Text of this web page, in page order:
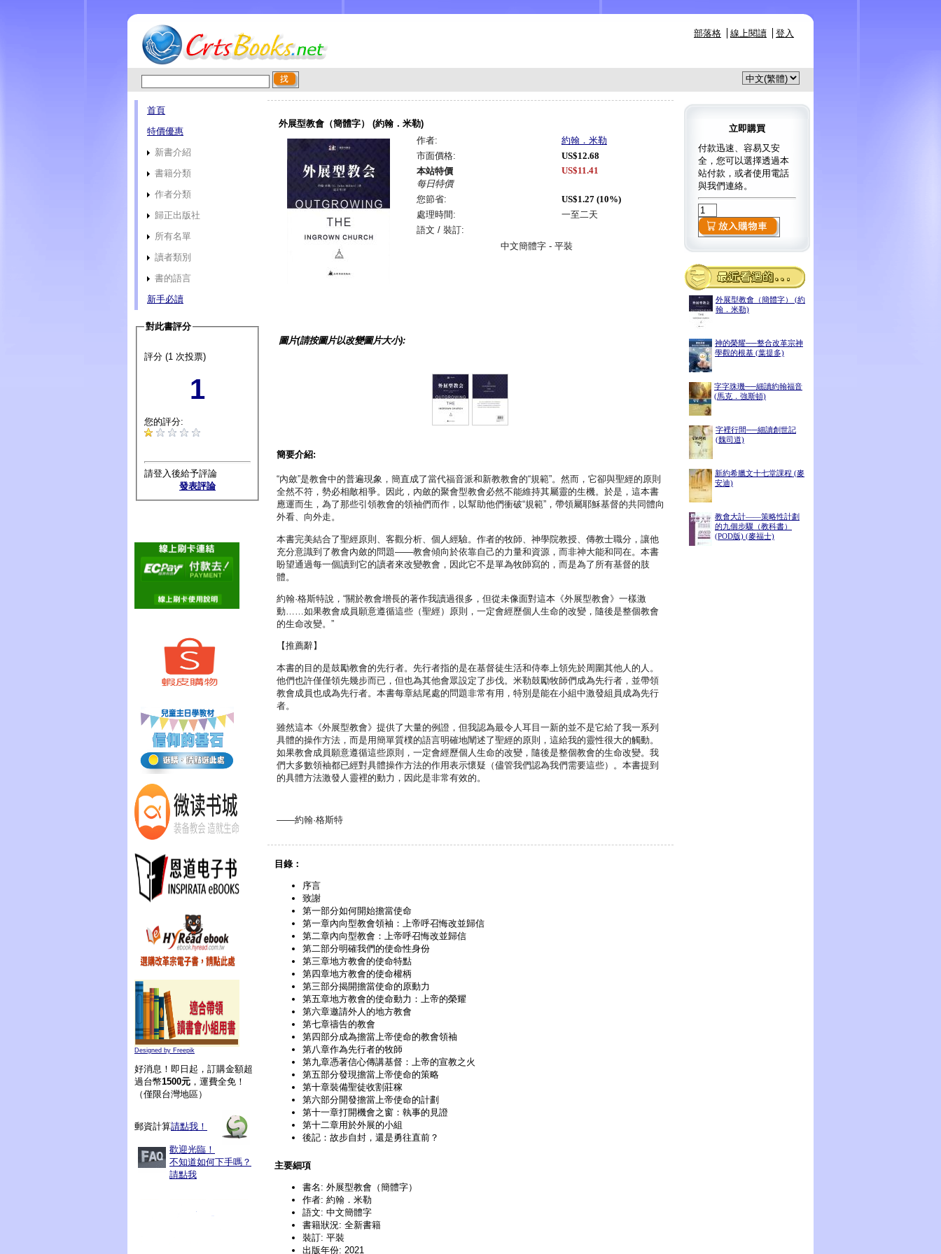
部落格 線上閱讀 登入
首頁
特價優惠
新書介紹
書籍分類
作者分類
歸正出版社
所有名單
讀者類別
書的語言
新手必讀
對此書評分
評分 (1 次投票)
1
您的評分:
請登入後給予評論
發表評論
Designed by Freepik
好消息！即日起，訂購金額超
過台幣1500元 ，運費全免！
（僅限台灣地區）
郵資計算請點我！
歡迎光臨！
不知道如何下手嗎？
請點我
立即購買
付款迅速、容易又安
全，您可以選擇透過本
站付款，或者使用電話
與我們連絡。
外展型教會（簡體字） (約
翰．米勒)
神的榮耀──整合改革宗神
學觀的根基 (葉提多)
字字珠璣──細讀約翰福音
(馬克．強斯頓)
字裡行間──細讀創世記
(魏司道)
新約希臘文十七堂課程 (麥
安迪)
教會大計——策略性計劃
的九個步驟（教科書）
(POD版) (麥福士)
外展型教會（簡體字） (約翰．米勒)
作者:
約翰．米勒
市面價格:
US$12.68
本站特價
每日特價
US$11.41
您節省:
US$1.27 (10%)
處理時間:
一至二天
語文 / 裝訂:
中文簡體字 - 平裝
圖片(請按圖片以改變圖片大小):
簡要介紹:
“內斂”是教會中的普遍現象，簡直成了當代福音派和新教教會的“規範”。然而，它卻與聖經的原則
全然不符，勢必相敵相爭。因此，內斂的聚會型教會必然不能維持其屬靈的生機。於是，這本書
應運而生，為了那些引領教會的領袖們而作，以幫助他們衝破“規範”，帶領屬耶穌基督的共同體向
外看、向外走。
本書完美結合了聖經原則、客觀分析、個人經驗。作者的牧師、神學院教授、傳教士職分，讓他
充分意識到了教會內斂的問題——教會傾向於依靠自己的力量和資源，而非神大能和同在。本書
盼望通過每一個讀到它的讀者來改變教會，因此它不是單為牧師寫的，而是為了所有基督的肢
體。
約翰·格斯特說，“關於教會增長的著作我讀過很多，但從未像面對這本《外展型教會》一樣激
動……如果教會成員願意遵循這些（聖經）原則，一定會經歷個人生命的改變，隨後是整個教會
的生命改變。”
【推薦辭】
本書的目的是鼓勵教會的先行者。先行者指的是在基督徒生活和侍奉上領先於周圍其他人的人。
他們也許僅僅領先幾步而已，但也為其他會眾設定了步伐。米勒鼓勵牧師們成為先行者，並帶領
教會成員也成為先行者。本書每章結尾處的問題非常有用，特別是能在小組中激發組員成為先行
者。
雖然這本《外展型教會》提供了大量的例證，但我認為最令人耳目一新的並不是它給了我一系列
具體的操作方法，而是用簡單質樸的語言明確地闡述了聖經的原則，這給我的靈性很大的觸動。
如果教會成員願意遵循這些原則，一定會經歷個人生命的改變，隨後是整個教會的生命改變。我
們大多數領袖都已經對具體操作方法的作用表示懷疑（儘管我們認為我們需要這些）。本書提到
的具體方法激發人靈裡的動力，因此是非常有效的。
——約翰·格斯特
目錄：
序言
致謝
第一部分如何開始擔當使命
第一章內向型教會領袖：上帝呼召悔改並歸信
第二章內向型教會：上帝呼召悔改並歸信
第二部分明確我們的使命性身份
第三章地方教會的使命特點
第四章地方教會的使命權柄
第三部分揭開擔當使命的原動力
第五章地方教會的使命動力：上帝的榮耀
第六章邀請外人的地方教會
第七章禱告的教會
第四部分成為擔當上帝使命的教會領袖
第八章作為先行者的牧師
第九章憑著信心傳講基督：上帝的宣教之火
第五部分發現擔當上帝使命的策略
第十章裝備聖徒收割莊稼
第六部分開發擔當上帝使命的計劃
第十一章打開機會之窗：執事的見證
第十二章用於外展的小組
後記：故步自封，還是勇往直前？
主要細項
書名: 外展型教會（簡體字）
作者: 約翰．米勒
語文: 中文簡體字
書籍狀況: 全新書籍
裝訂: 平裝
出版年份: 2021